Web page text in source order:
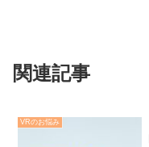
関連記事
VRのお悩み